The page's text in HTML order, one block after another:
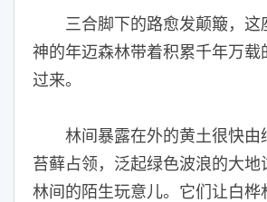
三合脚下的路愈发颠簸，这
神的年迈森林带着积累千年万载
过来。
林间暴露在外的黄土很快由
苔藓占领，泛起绿色波浪的大地
林间的陌生玩意儿。它们让白桦